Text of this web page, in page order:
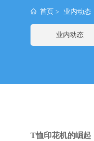
首页 业内动态
业内动态
T恤印花机的崛起